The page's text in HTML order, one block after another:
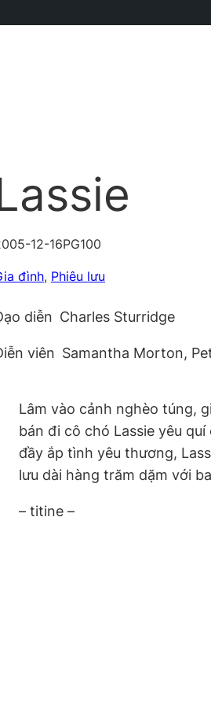
12-16PG100
đình, Phiêu lưu
diễn Charles Sturridge
viên Samantha Morton,
Lâm vào cảnh nghèo túng,
bán đi cô chó Lassie yêu
đầy ắp tình yêu thương,
lưu dài hàng trăm dặm với
– titine –